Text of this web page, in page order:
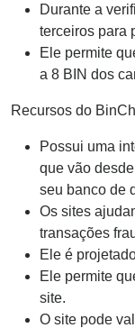
Durante a
terceiros para
Ele permite
a 8 BIN dos
Recursos do
Possui uma
que vão
seu banco de
Os sites
transações
Ele é
Ele permite
site.
O site pode